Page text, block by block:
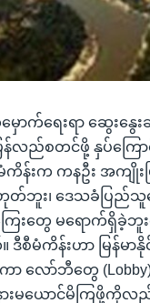
ပ်စာ
ောက်ရေးရာ ဆွေးနွေ
ည်စတင်ဖို့ နှပ်ကြောင်
ကိန်းက ကနဦး အကျို
တ်ဘူး၊ ဒေသခံပြည်
းတွေ မရောက်ရှိခဲ့ဘူ
စီမံကိန်းဟာ မြန်မ
ာ လော်ဘီတွေ
ားမယောင်မိကြဖို့ကိုလ